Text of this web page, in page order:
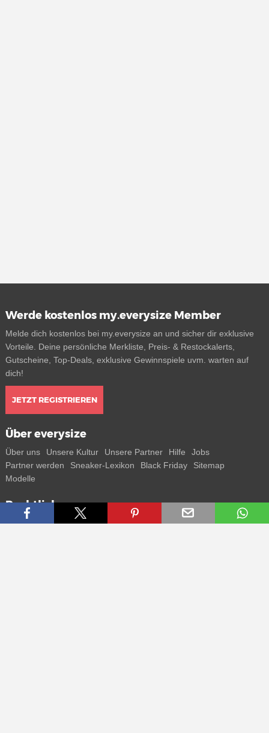
Werde kostenlos my.everysize Member
Melde dich kostenlos bei my.everysize an und sicher dir exklusive
Vorteile. Deine persönliche Merkliste, Preis- & Restockalerts,
Gutscheine, Top-Deals, exklusive Gewinnspiele uvm. warten auf
dich!
JETZT REGISTRIEREN
Über everysize
Über uns Unsere Kultur Unsere Partner Hilfe
Jobs
Partner werden
Sneaker-Lexikon Black Friday
Sitemap
Modelle
Rechtliches
AGB Datenschutz Impressum Kontakt